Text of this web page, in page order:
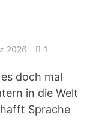
2026 1
doch mal
in die Welt
Sprache